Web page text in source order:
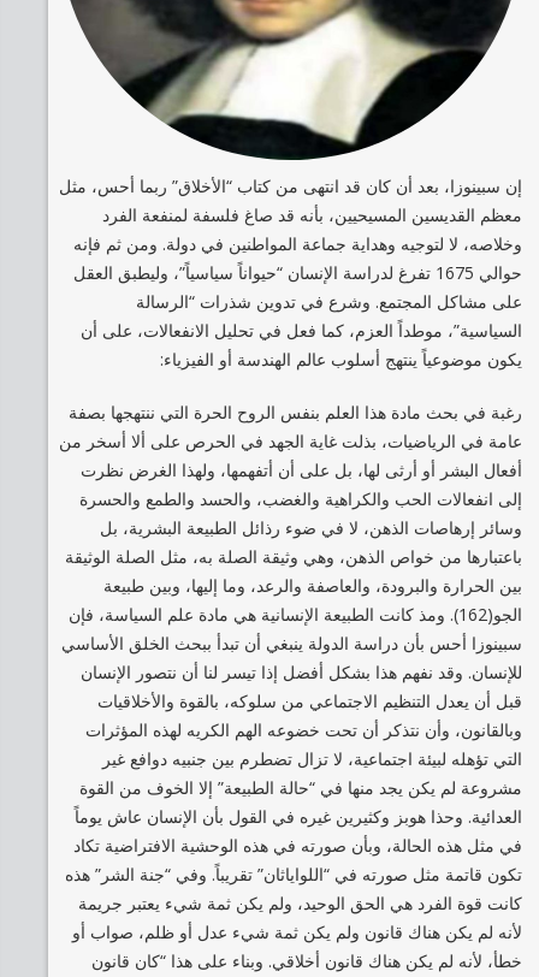
إن سبينوزا، بعد أن كان قد انتهى من كتاب “الأخلاق” ربما أحس، مثل
معظم القديسين المسيحيين، بأنه قد صاغ فلسفة لمنفعة الفرد
وخلاصه، لا لتوجيه وهداية جماعة المواطنين في دولة. ومن ثم فإنه
حوالي 1675 تفرغ لدراسة الإنسان “حيواناً سياسياً”، وليطبق العقل
على مشاكل المجتمع. وشرع في تدوين شذرات “الرسالة
السياسية”، موطداً العزم، كما فعل في تحليل الانفعالات، على أن
يكون موضوعياً ينتهج أسلوب عالم الهندسة أو الفيزياء:
رغبة في بحث مادة هذا العلم بنفس الروح الحرة التي ننتهجها بصفة
عامة في الرياضيات، بذلت غاية الجهد في الحرص على ألا أسخر من
أفعال البشر أو أرثى لها، بل على أن أتفهمها، ولهذا الغرض نظرت
إلى انفعالات الحب والكراهية والغضب، والحسد والطمع والحسرة
وسائر إرهاصات الذهن، لا في ضوء رذائل الطبيعة البشرية، بل
باعتبارها من خواص الذهن، وهي وثيقة الصلة به، مثل الصلة الوثيقة
بين الحرارة والبرودة، والعاصفة والرعد، وما إليها، وبين طبيعة
الجو(162). ومذ كانت الطبيعة الإنسانية هي مادة علم السياسة، فإن
سبينوزا أحس بأن دراسة الدولة ينبغي أن تبدأ ببحث الخلق الأساسي
للإنسان. وقد نفهم هذا بشكل أفضل إذا تيسر لنا أن نتصور الإنسان
قبل أن يعدل التنظيم الاجتماعي من سلوكه، بالقوة والأخلاقيات
وبالقانون، وأن نتذكر أن تحت خضوعه الهم الكريه لهذه المؤثرات
التي تؤهله لبيئة اجتماعية، لا تزال تضطرم بين جنبيه دوافع غير
مشروعة لم يكن يجد منها في “حالة الطبيعة” إلا الخوف من القوة
العدائية. وحذا هوبز وكثيرين غيره في القول بأن الإنسان عاش يوماً
في مثل هذه الحالة، وبأن صورته في هذه الوحشية الافتراضية تكاد
تكون قاتمة مثل صورته في “اللواياثان” تقريباً. وفي “جنة الشر” هذه
كانت قوة الفرد هي الحق الوحيد، ولم يكن ثمة شيء يعتبر جريمة
لأنه لم يكن هناك قانون ولم يكن ثمة شيء عدل أو ظلم، صواب أو
خطأ، لأنه لم يكن هناك قانون أخلاقي. وبناء على هذا “كان قانون